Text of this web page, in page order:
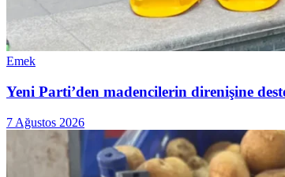
Emek
Yeni Parti’den madencilerin direnişine
7 Ağustos 2026